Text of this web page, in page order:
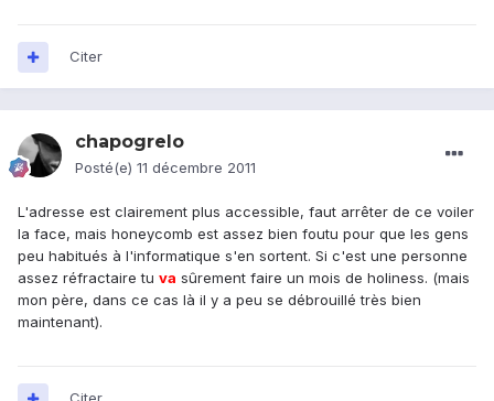
Citer
chapogrelo
Posté(e) 11 décembre 2011
L'adresse est clairement plus accessible, faut arrêter de ce voiler
la face, mais honeycomb est assez bien foutu pour que les gens
peu habitués à l'informatique s'en sortent. Si c'est une personne
assez réfractaire tu va sûrement faire un mois de holiness. (mais
mon père, dans ce cas là il y a peu se débrouillé très bien
maintenant).